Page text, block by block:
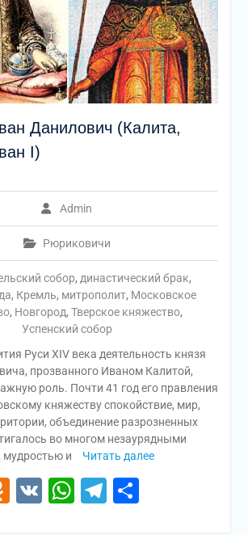
Данилович (Калита,
I)
Admin
Рюриковичи
собор, династический брак,
, Кремль, митрополит, Московское
, Новгород, Тверское княжество,
Успенский собор
Руси XIV века деятельность князя
прозванного Иваном Калитой,
роль. Почти 41 год его правления
княжеству спокойствие, мир,
объединение разрозненных
во многом незаурядными
мудростью и
Читать далее
Odnoklassniki
VKWhatsApp
Telegram